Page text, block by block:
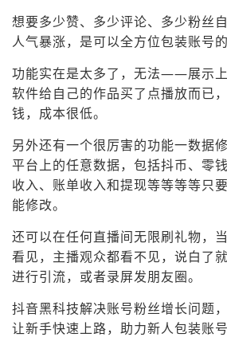
想要多少赞、多少评论、多少粉丝
人气暴涨，是可以全方位包装账号的
功能实在是太多了，无法——展示
软件给自己的作品买了点播放而已
钱，成本很低。
另外还有一个很厉害的功能一数据
平台上的任意数据，包括抖币、零
收入、账单收入和提现等等等等只
能修改。
还可以在任何直播间无限刷礼物，
看见，主播观众都看不见，说白了
进行引流，或者录屏发朋友圈。
抖音黑科技解决账号粉丝增长问题
让新手快速上路，助力新人包装账号